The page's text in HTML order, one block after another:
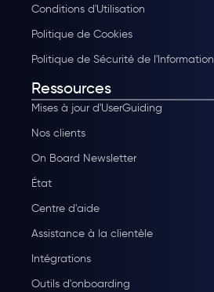
Conditions d'Utilisation
Politique de Cookies
Politique de Sécurité de l'Information
Ressources
Mises à jour d'UserGuiding
Nos clients
On Board Newsletter
État
Centre d'aide
Assistance à la clientèle
Intégrations
Outils d'onboarding